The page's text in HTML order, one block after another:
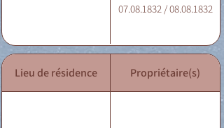
07.08.1832 / 08.08.1832
Lieu de résidence Propriétaire(s)